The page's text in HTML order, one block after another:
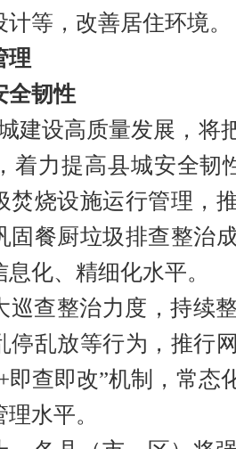
等，改善居住环境。
理
全韧性
建设高质量发展，将
着力提高县城安全韧
焚烧设施运行管理，
固餐厨垃圾排查整治
化、精细化水平。
巡查整治力度，持续
停乱放等行为，推行
即查即改”机制，常态
水平。